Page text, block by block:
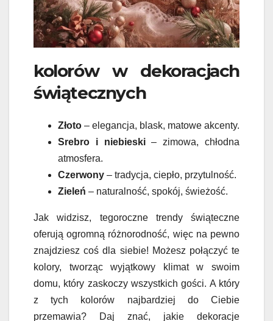
kolorów w dekoracjach
świątecznych
Złoto – elegancja, blask, matowe akcenty.
Srebro i niebieski– zimowa, chłodna
atmosfera.
Czerwony – tradycja, ciepło, przytulność.
Zieleń – naturalność, spokój, świeżość.
Jak widzisz, tegoroczne trendy świąteczne
oferują ogromną różnorodność, więc na pewno
znajdziesz coś dla siebie! Możesz połączyć te
kolory, tworząc wyjątkowy klimat w swoim
domu, który zaskoczy wszystkich gości. A który
z tych kolorów najbardziej do Ciebie
przemawia? Daj znać, jakie dekoracje